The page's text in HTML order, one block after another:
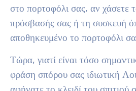
στο πορτοφόλι σας, αν χάσετε
πρόσβασής σας ή τη συσκευή
αποθηκευμένο το πορτοφόλι
Τώρα, γιατί είναι τόσο
φράση σπόρου σας ιδιωτική